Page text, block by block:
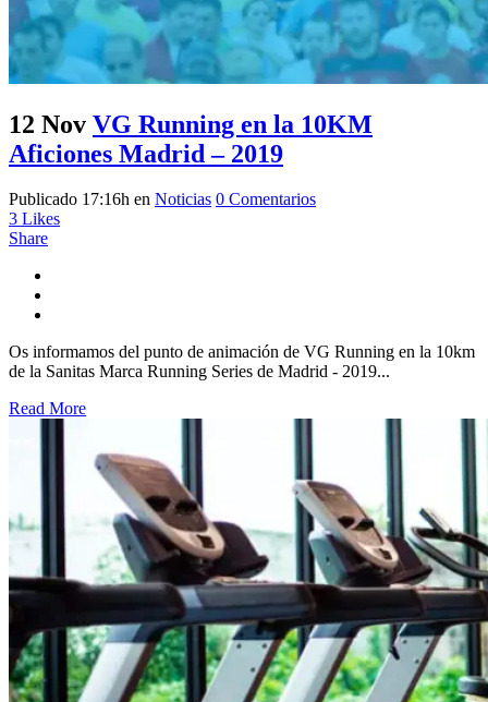
12 Nov VG Running en la 10KM
Aficiones Madrid – 2019
Publicado 17:16h en Noticias 0 Comentarios
3 Likes
Share
Os informamos del punto de animación de VG Running en la 10km
de la Sanitas Marca Running Series de Madrid - 2019...
Read More